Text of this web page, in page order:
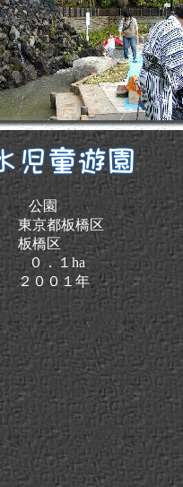
公園
東京都板橋区
板橋区
．１ha
２００１年。